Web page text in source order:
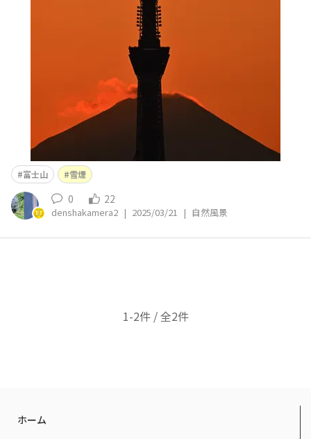
富士山 雪煙
0 22
denshakamera2 | 2025/03/21 | 自然風景
1-2件 / 全2件
ホーム